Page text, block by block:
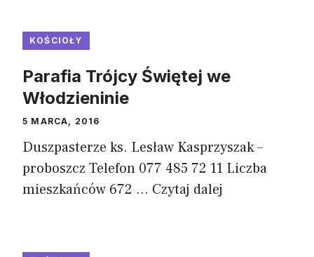
KOŚCIOŁY
Parafia Trójcy Świętej we
Włodzieninie
5 MARCA, 2016
Duszpasterze ks. Lesław Kasprzyszak –
proboszcz Telefon 077 485 72 11 Liczba
mieszkańców 672 ... Czytaj dalej